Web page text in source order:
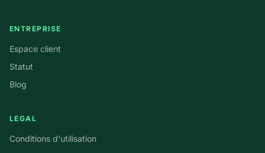
ENTREPRISE
Espace client
Statut
Blog
LEGAL
Conditions d'utilisation